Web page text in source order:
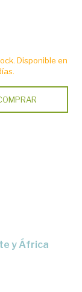
Disponible en